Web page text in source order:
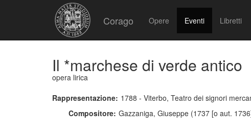
Corago Opere Eventi Libretti
Il *marchese di verde antico
opera lirica
Rappresentazione: 1788 - Viterbo, Teatro dei signori
Compositore: Gazzaniga, Giuseppe (1737 [o aut.